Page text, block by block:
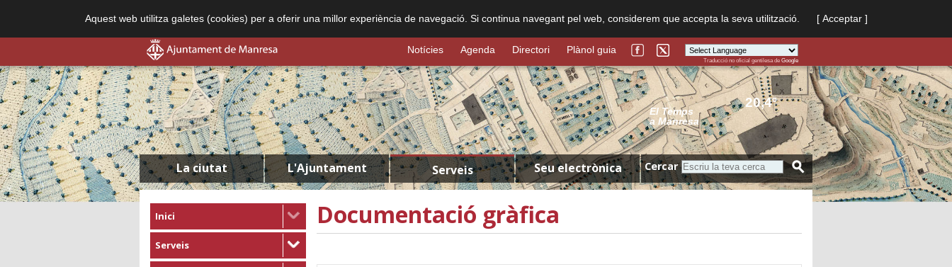
Aquest web utilitza galetes (cookies) per a oferir una millor experiència de navegació. Si continua navegant pel web, considerem que accepta la seva utilització. [ Acceptar ]
Powered by
Translate
Traducció no oficial gentilesa de Google
Notícies Agenda Directori Plànol guia
El Temps
a Manresa
20,4º
La ciutat L'Ajuntament Serveis Seu electrònica Cercar
Inici
Serveis
Documentació gràfica